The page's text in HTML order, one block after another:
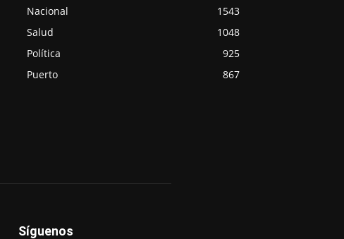
Nacional
1543
Salud
1048
Política
925
Puerto
867
Síguenos